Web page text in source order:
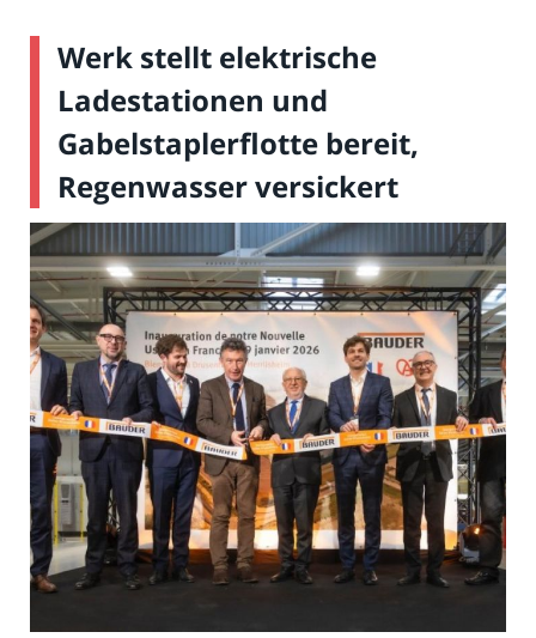
Werk stellt elektrische
Ladestationen und
Gabelstaplerflotte bereit,
Regenwasser versickert